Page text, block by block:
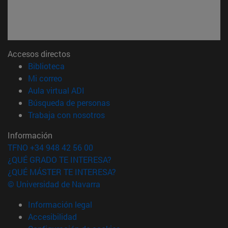
Accesos directos
Biblioteca
Mi correo(abre en nueva ventana)
Aula virtual ADI
Búsqueda de personas(abre en nueva ventana)
Trabaja con nosotros(abre en nueva ventana)
Información
TFNO +34 948 42 56 00
¿QUÉ GRADO TE INTERESA?
¿QUÉ MÁSTER TE INTERESA?
© Universidad de Navarra
Información legal
Accesibilidad